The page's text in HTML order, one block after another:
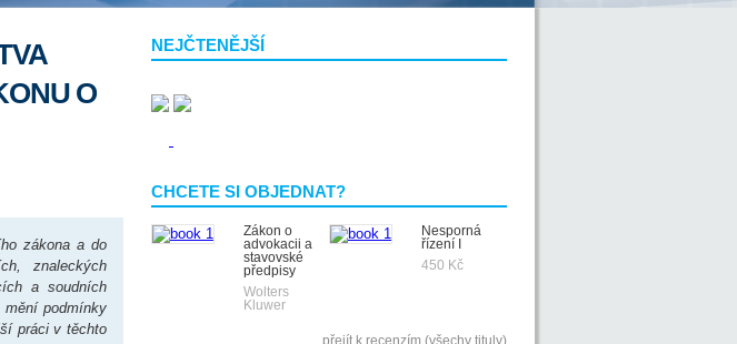
NEJČTENĚJŠÍ
CHCETE SI OBJEDNAT?
Zákon o
advokacii a
stavovské
předpisy
Wolters
Kluwer
Nesporná
řízení I
450 Kč
přejít k recenzím (všechy tituly)
O
zákona a do
znaleckých
a soudních
mění podmínky
práci v těchto